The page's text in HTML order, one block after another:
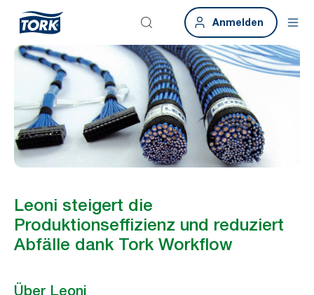
Anmelden
Leoni steigert die
Produktionseffizienz und reduziert
Abfälle dank Tork Workflow
Über Leoni